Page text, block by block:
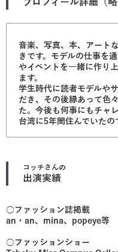
プロフィール詳細（略
音楽、写真、本、アート
きです。モデルの仕事を
やイベントを一緒に作り
ます。
学生時代に読者モデルや
だき、その後縁あって色
た。今後も何事にもチャ
台湾に5年間住んでいたの
コッチ さんの
出演実績
○ファッション誌掲載
an・an、mina、popeye等
○ファッションショー